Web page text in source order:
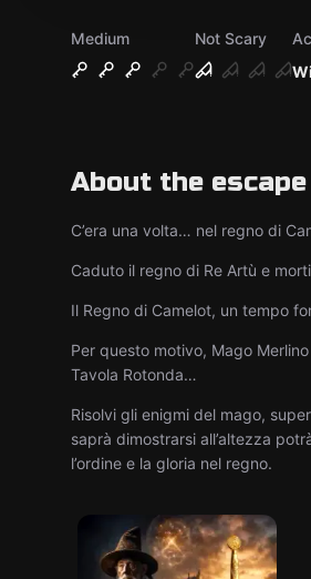
Medium
Not Scary
About the
C’era una volta… nel regno di
Caduto il regno di Re Artù e
Il Regno di Camelot, un tempo
Per questo motivo, Mago
Tavola Rotonda…
Risolvi gli enigmi del mago,
saprà dimostrarsi all’altezza
l’ordine e la gloria nel regno.